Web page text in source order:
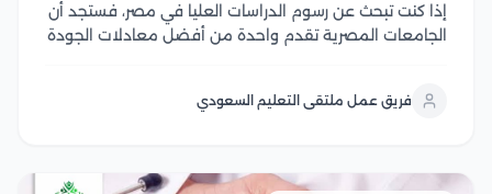
إذا كنت تبحث عن رسوم الدراسات العليا في مصر، فستجد أن
الجامعات المصرية تقدم واحدة من أفضل معادلات الجودة
والتخصص، والدرجة العلمية، مع وجود...
فريق عمل ملتقى التعليم السعودي